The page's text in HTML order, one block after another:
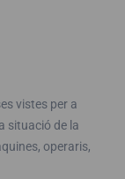
vistes per a
situació de la
operaris,